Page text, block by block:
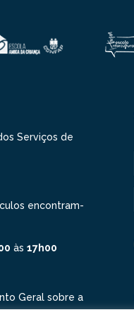
Serviços de
encontram-
às 17h00
Geral sobre a